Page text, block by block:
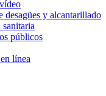
desagües y alcantarillado
públicos
línea